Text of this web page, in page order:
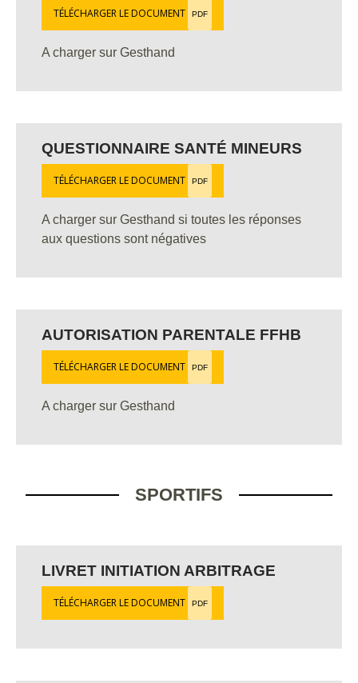
TÉLÉCHARGER LE DOCUMENT PDF
A charger sur Gesthand
QUESTIONNAIRE SANTÉ MINEURS
TÉLÉCHARGER LE DOCUMENT PDF
A charger sur Gesthand si toutes les réponses
aux questions sont négatives
AUTORISATION PARENTALE FFHB
TÉLÉCHARGER LE DOCUMENT PDF
A charger sur Gesthand
SPORTIFS
LIVRET INITIATION ARBITRAGE
TÉLÉCHARGER LE DOCUMENT PDF